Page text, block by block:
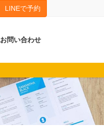
LINEで予約
お問い合わせ